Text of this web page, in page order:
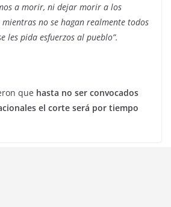
a morir, ni dejar morir a los
no se hagan realmente todos
les pida esfuerzos al pueblo”.
que hasta no ser convocados
el corte será por tiempo